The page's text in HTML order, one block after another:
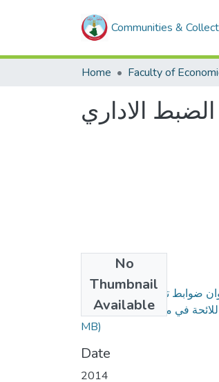
Communities &
Home
الاداري
No
Thumbnail
Available
ضوابط توزيع الاختصاص بين
MB)
Date
2014